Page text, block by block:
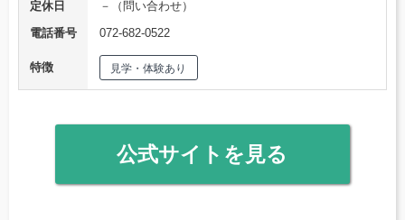
定休日
－（問い合わせ）
電話番号
072-682-0522
特徴 見学・体験あり
公式サイトを見る